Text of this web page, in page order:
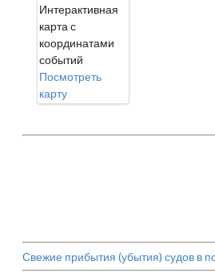
Интерактивная
карта с
координатами
событий
Посмотреть
карту
Свежие прибытия (убытия) судов в